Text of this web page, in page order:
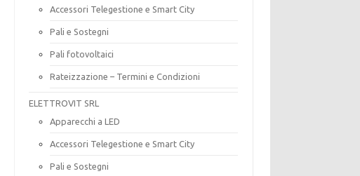
Accessori Telegestione e Smart City
Pali e Sostegni
Pali fotovoltaici
Rateizzazione – Termini e Condizioni
ELETTROVIT SRL
Apparecchi a LED
Accessori Telegestione e Smart City
Pali e Sostegni